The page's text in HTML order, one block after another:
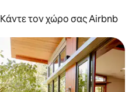
Κάντε τον χώρο σας Airbnb